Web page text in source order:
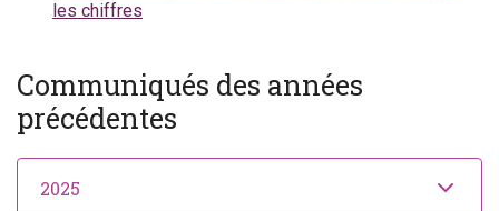
les chiffres
Communiqués des années
précédentes
2025